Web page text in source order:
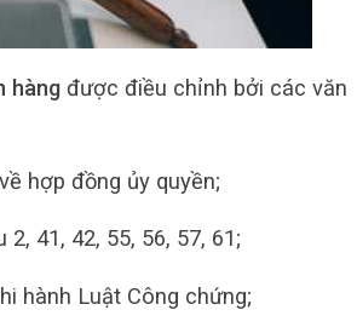
hàng được điều chỉnh bởi các văn
hợp đồng ủy quyền;
41, 42, 55, 56, 57, 61;
hành Luật Công chứng;